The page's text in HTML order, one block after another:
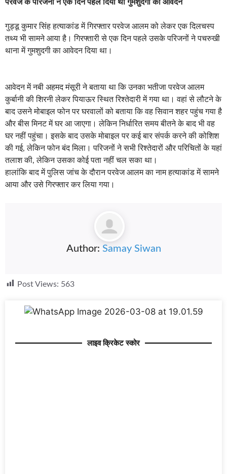
परवेज के परिजनों ने एक दिन पहले दिया था गुमशुदगी का आवेदन
गुड्डू कुमार सिंह हत्याकांड में गिरफ्तार परवेज आलम को लेकर एक दिलचस्प
तथ्य भी सामने आया है। गिरफ्तारी से एक दिन पहले उसके परिजनों ने पचरुखी
थाना में गुमशुदगी का आवेदन दिया था।
आवेदन में नबी अहमद मंसूरी ने बताया था कि उनका भतीजा परवेज आलम
कुर्बानी की शिरनी लेकर पियाऊर स्थित रिश्तेदारी में गया था। वहां से लौटने के
बाद उसने मोबाइल फोन पर घरवालों को बताया कि वह सिवान शहर पहुंच गया है
और बीस मिनट में घर आ जाएगा। लेकिन निर्धारित समय बीतने के बाद भी वह
घर नहीं पहुंचा। इसके बाद उसके मोबाइल पर कई बार संपर्क करने की कोशिश
की गई, लेकिन फोन बंद मिला। परिजनों ने सभी रिश्तेदारों और परिचितों के यहां
तलाश की, लेकिन उसका कोई पता नहीं चल सका था।
हालांकि बाद में पुलिस जांच के दौरान परवेज आलम का नाम हत्याकांड में सामने
आया और उसे गिरफ्तार कर लिया गया।
Author: Samay Siwan
Post Views: 563
लाइव क्रिकेट स्कोर